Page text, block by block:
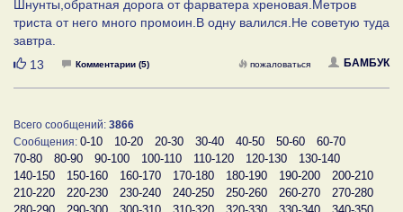
Шнунты,обратная дорога от фарватера хреновая.Метров
триста от него много промоин.В одну валился.Не советую туда
завтра.
Нравится
13 Комментарии (5) БАМБУК
пожаловаться
Всего сообщений: 3866
Сообщения: 0-10 10-20 20-30 30-40 40-50 50-60
60-70
70-80
80-90 90-100 100-110 110-120 120-130
130-140
140-150
150-160 160-170 170-180 180-190 190-200
200-210
210-220
220-230 230-240 240-250 250-260 260-270
270-280